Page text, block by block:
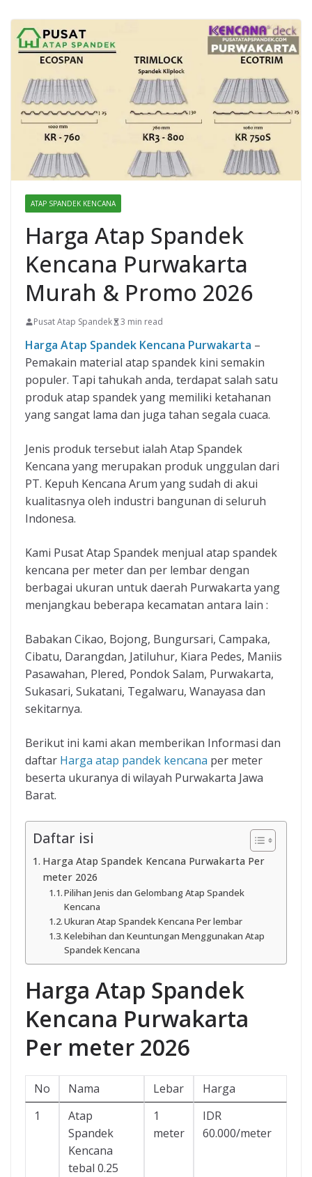
ATAP SPANDEK KENCANA
Harga Atap Spandek
Kencana Purwakarta
Murah & Promo 2026
Pusat Atap Spandek 3 min read
Harga Atap Spandek Kencana Purwakarta –
Pemakain material atap spandek kini semakin
populer. Tapi tahukah anda, terdapat salah satu
produk atap spandek yang memiliki ketahanan
yang sangat lama dan juga tahan segala cuaca.
Jenis produk tersebut ialah Atap Spandek
Kencana yang merupakan produk unggulan dari
PT. Kepuh Kencana Arum yang sudah di akui
kualitasnya oleh industri bangunan di seluruh
Indonesa.
Kami Pusat Atap Spandek menjual atap spandek
kencana per meter dan per lembar dengan
berbagai ukuran untuk daerah Purwakarta yang
menjangkau beberapa kecamatan antara lain :
Babakan Cikao, Bojong, Bungursari, Campaka,
Cibatu, Darangdan, Jatiluhur, Kiara Pedes, Maniis
Pasawahan, Plered, Pondok Salam, Purwakarta,
Sukasari, Sukatani, Tegalwaru, Wanayasa dan
sekitarnya.
Berikut ini kami akan memberikan Informasi dan
daftar Harga atap pandek kencana per meter
beserta ukuranya di wilayah Purwakarta Jawa
Barat.
Daftar isi
Harga Atap Spandek Kencana Purwakarta Per
meter 2026
Pilihan Jenis dan Gelombang Atap Spandek
Kencana
Ukuran Atap Spandek Kencana Per lembar
Kelebihan dan Keuntungan Menggunakan Atap
Spandek Kencana
Harga Atap Spandek
Kencana Purwakarta
Per meter 2026
No Nama Lebar
Harga
1
Atap
Spandek
Kencana
tebal 0.25
1
meter
IDR
60.000/meter